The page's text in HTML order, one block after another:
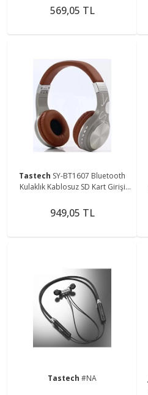
Kulaklık
569,05 TL
Tastech SY-BT1607 Bluetooth
Kulaklık Kablosuz SD Kart Girişi
949,05 TL
Tastech #NA